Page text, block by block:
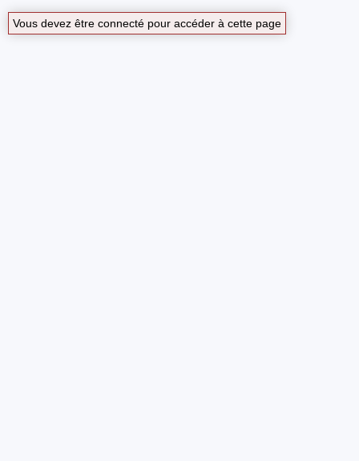
Vous devez être connecté pour accéder à cette page